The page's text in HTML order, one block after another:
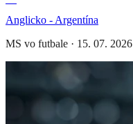
Anglicko - Argentína
MS vo futbale · 15. 07. 2026